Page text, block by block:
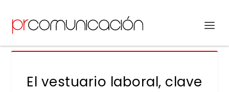
El vestuario laboral, clave